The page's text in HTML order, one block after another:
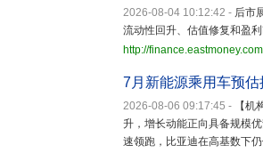
2026-08-04 10:12:42 - 后
流动性回升、估值修复和盈
http://
7月新能源乘用车预
2026-08-06 09:17:45 - 【
升，增长动能正向具备规模
速领跑，比亚迪在高基数下仍